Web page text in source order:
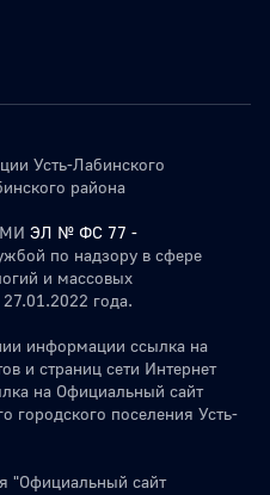
Усть-Лабинского
района
ЭЛ № ФС 77 -
по надзору в сфере
и массовых
года.
информации ссылка на
и страниц сети Интернет
на Официальный сайт
городского поселения Усть-
"Официальный сайт